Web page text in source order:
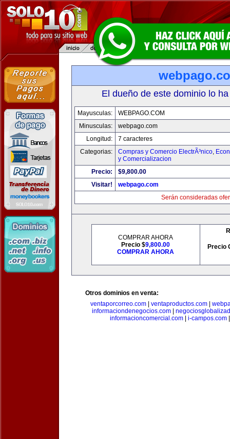
El dueño de este dominio lo
Mayusculas:
WEBPAGO.COM
Minusculas:
webpago.com
Longitud:
7 caracteres
Categorias:
Compras y Comercio ElectrÃ³nico,
y Comercializacion
Precio:
$9,800.00
Visitar!
webpago.com
Serán consideradas
COMPRAR AHORA
Precio $9,800.00
COMPRAR AHORA
Precio
Otros dominios en venta:
ventaporcorreo.com
ventaproductos.com
informaciondenegocios.com|
informacioncomercial.com| i-campos.com